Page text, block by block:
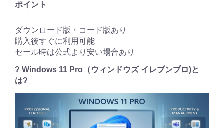
ポイント
ダウンロード版・コード版あり
購入後すぐに利用可能
セール時は公式より安い場合あり
?️ Windows 11 Pro（ウィンドウズ イレブンプロ)と
は?